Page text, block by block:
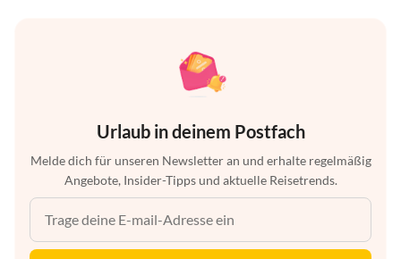
Urlaub in deinem Postfach
Melde dich für unseren Newsletter an und erhalte regelmäßig
Angebote, Insider-Tipps und aktuelle Reisetrends.